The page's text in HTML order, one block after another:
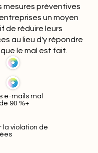
mesures préventives
un moyen
de réduire leurs
au lieu d'y répondre
le mal est fait.
e-mails mal
90 %+
la violation de